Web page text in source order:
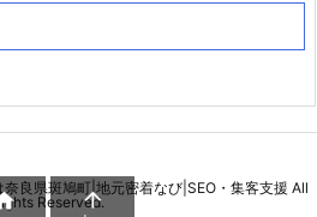
良県斑鳩町|地元密着なび|SEO・集客支援 All
Reserved.
